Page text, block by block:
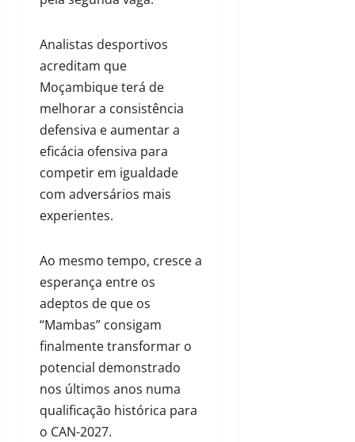
Analistas desportivos
acreditam que
Moçambique terá de
melhorar a consistência
defensiva e aumentar a
eficácia ofensiva para
competir em igualdade
com adversários mais
experientes.
Ao mesmo tempo, cresce a
esperança entre os
adeptos de que os
“Mambas” consigam
finalmente transformar o
potencial demonstrado
nos últimos anos numa
qualificação histórica para
o CAN-2027.